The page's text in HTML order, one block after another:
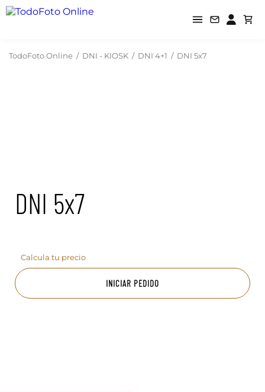
TodoFoto Online / DNI - KIOSK / DNI 4+1 / DNI 5x7
DNI 5x7
Calcula tu precio
INICIAR PEDIDO